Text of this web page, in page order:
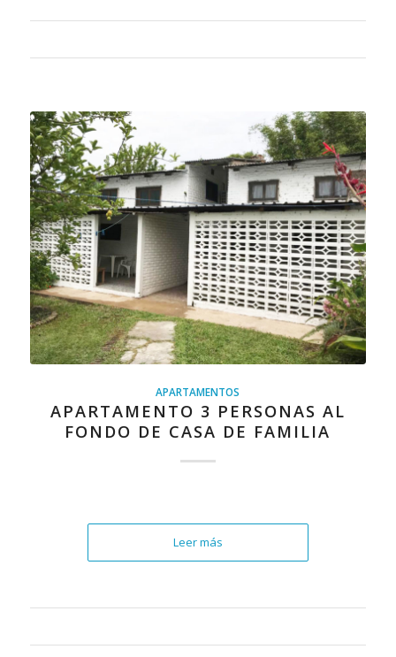
APARTAMENTOS
APARTAMENTO 3 PERSONAS AL
FONDO DE CASA DE FAMILIA
Leer más